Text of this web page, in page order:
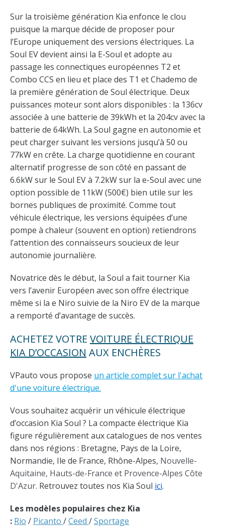
Sur la troisième génération Kia enfonce le clou
puisque la marque décide de proposer pour
l’Europe uniquement des versions électriques. La
Soul EV devient ainsi la E-Soul et adopte au
passage les connectiques européennes T2 et
Combo CCS en lieu et place des T1 et Chademo de
la première génération de Soul électrique. Deux
puissances moteur sont alors disponibles : la 136cv
associée à une batterie de 39kWh et la 204cv avec la
batterie de 64kWh. La Soul gagne en autonomie et
peut charger suivant les versions jusqu’à 50 ou
77kW en crête. La charge quotidienne en courant
alternatif progresse de son côté en passant de
6.6kW sur le Soul EV à 7.2kW sur la e-Soul avec une
option possible de 11kW (500€) bien utile sur les
bornes publiques de proximité. Comme tout
véhicule électrique, les versions équipées d’une
pompe à chaleur (souvent en option) retiendrons
l’attention des connaisseurs soucieux de leur
autonomie journalière.
Novatrice dès le début, la Soul a fait tourner Kia
vers l’avenir Européen avec son offre électrique
même si la e Niro suivie de la Niro EV de la marque
a remporté d’avantage de succès.
ACHETEZ VOTRE VOITURE ÉLECTRIQUE
KIA D’OCCASION AUX ENCHÈRES
VPauto vous propose un article complet sur l'achat
d'une voiture électrique.
Vous souhaitez acquérir un véhicule électrique
d’occasion Kia Soul ? La compacte électrique Kia
figure régulièrement aux catalogues de nos ventes
dans nos régions : Bretagne, Pays de la Loire,
Normandie, Ile de France, Rhône-Alpes, Nouvelle-
Aquitaine, Hauts-de-France et Provence-Alpes Côte
D'Azur. Retrouvez toutes nos Kia Soul ici.
Les modèles populaires chez Kia
: Rio / Picanto /Ceed /Sportage